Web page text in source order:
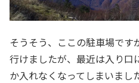
そうそう、ここの駐車場で
行けましたが、最近は入り口
か入れなくなってしまいまし